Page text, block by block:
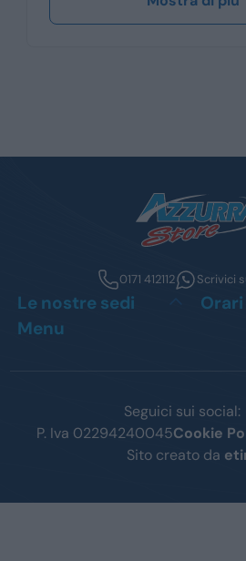
0171 412112 Scrivici
Le nostre sedi
Menu
Seguici sui social:
P. Iva 02294240045Cookie
Sito creato da